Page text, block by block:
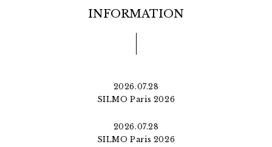
INFORMATION
2026.07.28
SILMO Paris 2026
2026.07.28
SILMO Paris 2026